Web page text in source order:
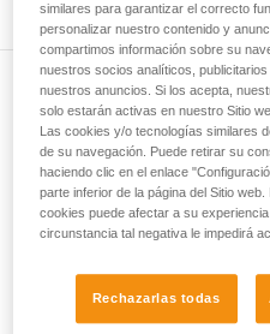
y un entrenamiento
través de un
ejecutar estas
seguridad, antes de
autónoma.
Damos ejemplos
su actividad.
describimos aquí.
Suscríbase al
y mantente conectado con
Email *
similares para garantizar el correcto
personalizar nuestro contenido y
compartimos información sobre su
nuestros socios analíticos,
nuestros anuncios. Si los acepta,
solo estarán activas en nuestro Sitio
Las cookies y/o tecnologías similares
de su navegación. Puede retirar su
haciendo clic en el enlace
parte inferior de la página del Sitio
cookies puede afectar a su
circunstancia tal negativa le impedirá
Rechazarlas todas